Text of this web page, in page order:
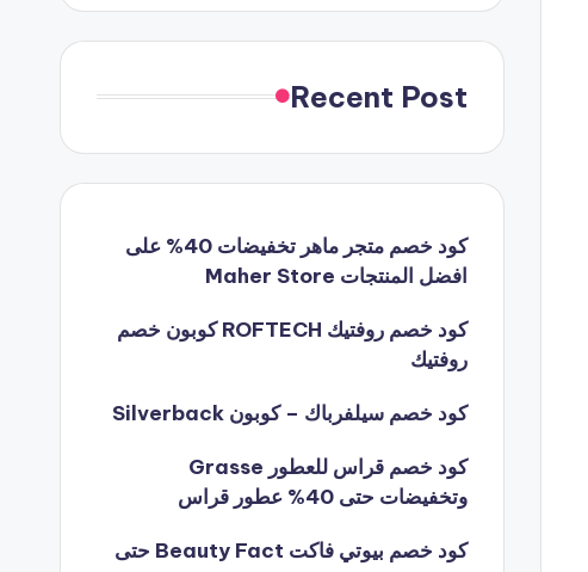
Recent Post
كود خصم متجر ماهر تخفيضات 40% على
افضل المنتجات Maher Store
كود خصم روفتيك ROFTECH كوبون خصم
روفتيك
كود خصم سيلفرباك – كوبون Silverback
كود خصم قراس للعطور Grasse
وتخفيضات حتى 40% عطور قراس
كود خصم بيوتي فاكت Beauty Fact حتى